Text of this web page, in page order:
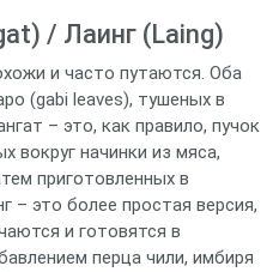
/ Лаинг (Laing)
и часто путаются. Оба
(gabi leaves), тушеных в
– это, как правило, пучок
вокруг начинки из мяса,
приготовленных в
– это более простая версия,
и готовятся в
перца чили, имбиря